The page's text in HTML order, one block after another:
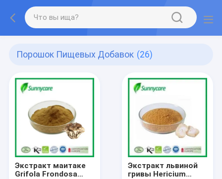
Порошок Пищевых Добавок (26)
Экстракт маитаке
Grifola Frondosa
Экстракт львиной
гривы Hericium